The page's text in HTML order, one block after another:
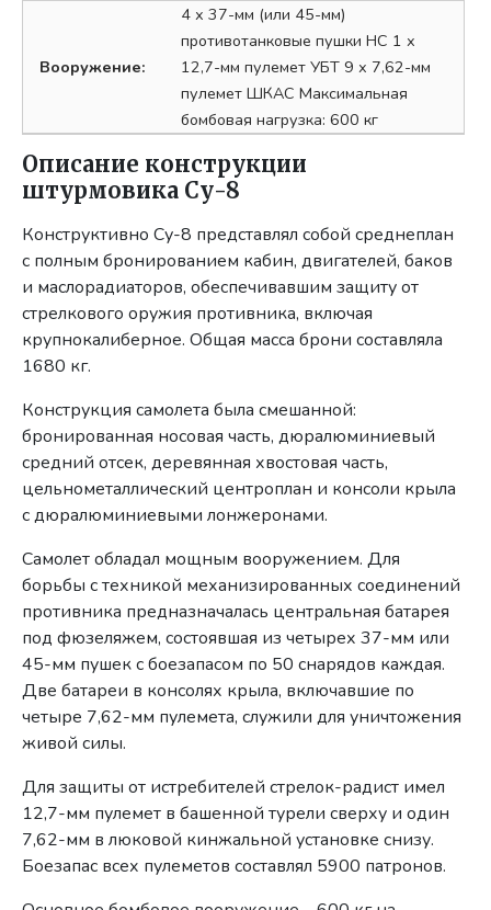
Вооружение:
4 х 37-мм (или 45-мм)
противотанковые пушки НС 1 х
12,7-мм пулемет УБТ 9 х 7,62-мм
пулемет ШКАС Максимальная
бомбовая нагрузка: 600 кг
Описание конструкции
штурмовика Су-8
Конструктивно Су-8 представлял собой среднеплан
с полным бронированием кабин, двигателей, баков
и маслорадиаторов, обеспечивавшим защиту от
стрелкового оружия противника, включая
крупнокалиберное. Общая масса брони составляла
1680 кг.
Конструкция самолета была смешанной:
бронированная носовая часть, дюралюминиевый
средний отсек, деревянная хвостовая часть,
цельнометаллический центроплан и консоли крыла
с дюралюминиевыми лонжеронами.
Самолет обладал мощным вооружением. Для
борьбы с техникой механизированных соединений
противника предназначалась центральная батарея
под фюзеляжем, состоявшая из четырех 37-мм или
45-мм пушек с боезапасом по 50 снарядов каждая.
Две батареи в консолях крыла, включавшие по
четыре 7,62-мм пулемета, служили для уничтожения
живой силы.
Для защиты от истребителей стрелок-радист имел
12,7-мм пулемет в башенной турели сверху и один
7,62-мм в люковой кинжальной установке снизу.
Боезапас всех пулеметов составлял 5900 патронов.